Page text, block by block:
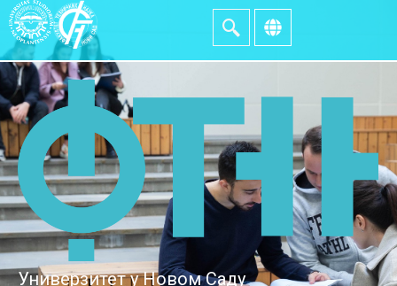
Универзитет у Новом Саду